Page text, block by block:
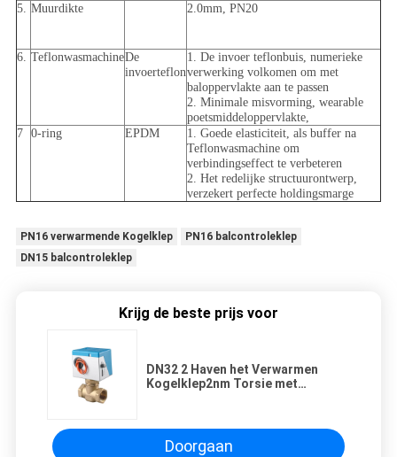
5. Muurdikte 2.0mm, PN20
6. TeflonwasmachineDe
invoerteflon
1. De invoer teflonbuis, numerieke
verwerking volkomen om met
baloppervlakte aan te passen
2. Minimale misvorming, wearable
poetsmiddeloppervlakte,
7
0-ring EPDM
1. Goede elasticiteit, als buffer na
Teflonwasmachine om
verbindingseffect te verbeteren
2. Het redelijke structuurontwerp,
verzekert perfecte holdingsmarge
PN16 verwarmende Kogelklep
PN16 balcontroleklep
DN15 balcontroleklep
Krijg de beste prijs voor
DN32 2 Haven het Verwarmen
Kogelklep2nm Torsie met
Doorgaan